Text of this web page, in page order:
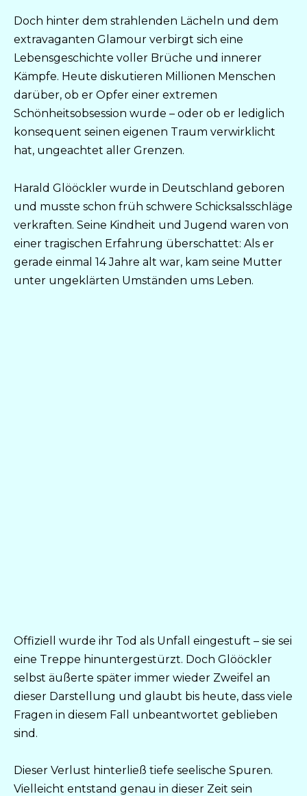
Doch hinter dem strahlenden Lächeln und dem
extravaganten Glamour verbirgt sich eine
Lebensgeschichte voller Brüche und innerer
Kämpfe. Heute diskutieren Millionen Menschen
darüber, ob er Opfer einer extremen
Schönheitsobsession wurde – oder ob er lediglich
konsequent seinen eigenen Traum verwirklicht
hat, ungeachtet aller Grenzen.
Harald Glööckler wurde in Deutschland geboren
und musste schon früh schwere Schicksalsschläge
verkraften. Seine Kindheit und Jugend waren von
einer tragischen Erfahrung überschattet: Als er
gerade einmal 14 Jahre alt war, kam seine Mutter
unter ungeklärten Umständen ums Leben.
Offiziell wurde ihr Tod als Unfall eingestuft – sie sei
eine Treppe hinuntergestürzt. Doch Glööckler
selbst äußerte später immer wieder Zweifel an
dieser Darstellung und glaubt bis heute, dass viele
Fragen in diesem Fall unbeantwortet geblieben
sind.
Dieser Verlust hinterließ tiefe seelische Spuren.
Vielleicht entstand genau in dieser Zeit sein